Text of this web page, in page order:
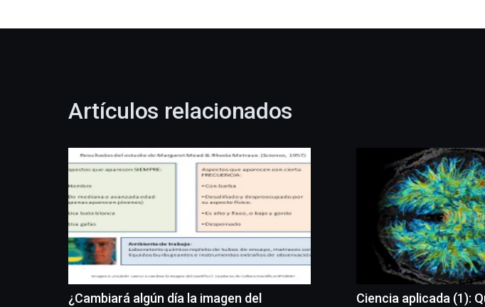
Artículos relacionados
¿Cambiará algún día la imagen del
Ciencia aplicada (1):